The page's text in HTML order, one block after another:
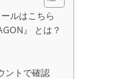
ルはこちら
』 とは？
ントで確認